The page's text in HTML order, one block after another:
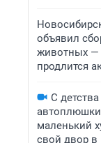
объявил
животных —
продлится
С
маленький
свой двор